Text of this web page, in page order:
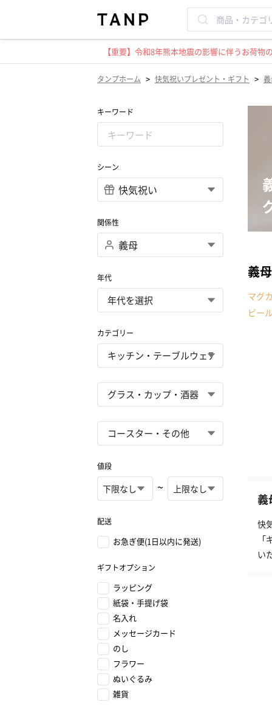
【重要】令和8年熊本地震の影響に伴うお荷物
タンプホーム > 快気祝いプレゼント・ギフト >
キーワード
シーン
関係性
年代
カテゴリー
値段
~
配送
お急ぎ便(1日以内に発送)
ギフトオプション
ラッピング
紙袋・手提げ袋
名入れ
メッセージカード
のし
フラワー
ぬいぐるみ
雑貨
義
マグ
ビー
義
快
い